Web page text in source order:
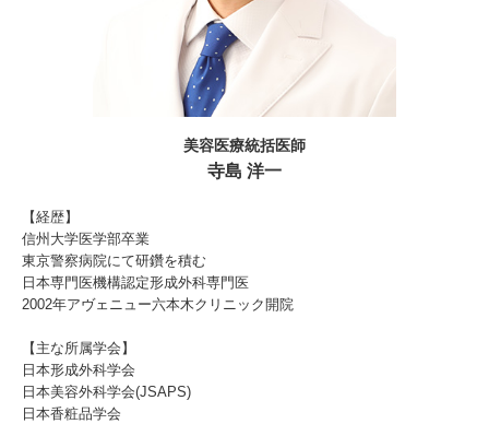
美容医療統括医師
寺島 洋一
【経歴】
信州大学医学部卒業
東京警察病院にて研鑽を積む
日本専門医機構認定形成外科専門医
2002年アヴェニュー六本木クリニック開院
【主な所属学会】
日本形成外科学会
日本美容外科学会(JSAPS)
日本香粧品学会